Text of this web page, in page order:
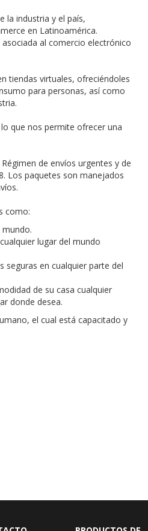
la industria y el país,
en Latinoamérica.
al comercio electrónico
tiendas virtuales, ofreciéndoles
para personas, así como
que nos permite ofrecer una
de envíos urgentes y de
Los paquetes son manejados
como:
lugar del mundo
seguras en cualquier parte del
de su casa cualquier
donde desea.
el cual está capacitado y